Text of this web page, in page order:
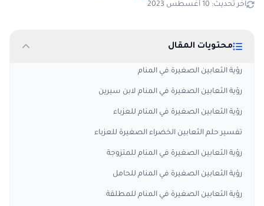
آخر تحديث: 10 أغسطس 2023
محتويات المقال
رؤية الثعابين الصغيرة في المنام
رؤية الثعابين الصغيرة في المنام لابن سيرين
رؤية الثعابين الصغيرة في المنام للعزباء
تفسير حلم الثعابين الخضراء الصغيرة للعزباء
رؤية الثعابين الصغيرة في المنام للمتزوجة
رؤية الثعابين الصغيرة في المنام للحامل
رؤية الثعابين الصغيرة في المنام للمطلقة